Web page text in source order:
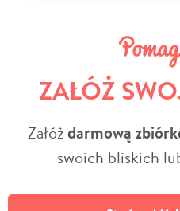
ZAŁÓŻ
Załóżdarmową
swoich bliskich